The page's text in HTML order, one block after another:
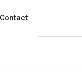
Contact